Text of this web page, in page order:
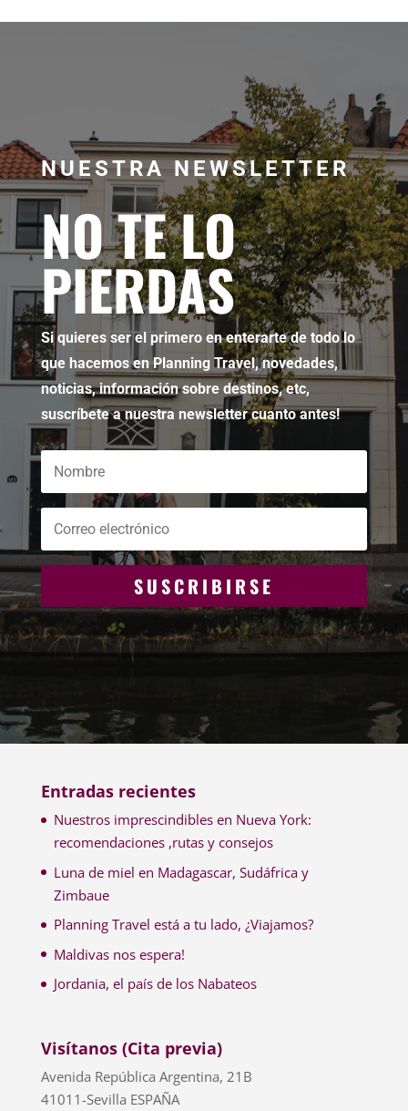
NUESTRA NEWSLETTER
NO TE LO
PIERDAS
Si quieres ser el primero en enterarte de todo lo
que hacemos en Planning Travel, novedades,
noticias, información sobre destinos, etc,
suscríbete a nuestra newsletter cuanto antes!
SUSCRIBIRSE
Entradas recientes
Nuestros imprescindibles en Nueva York:
recomendaciones ,rutas y consejos
Luna de miel en Madagascar, Sudáfrica y
Zimbaue
Planning Travel está a tu lado, ¿Viajamos?
Maldivas nos espera!
Jordania, el país de los Nabateos
Visítanos (Cita previa)
Avenida República Argentina, 21B
41011-Sevilla ESPAÑA